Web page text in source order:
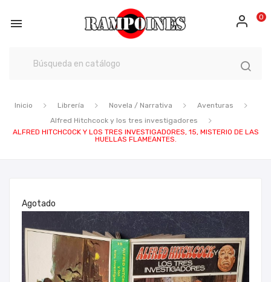
 0
Inicio Librería Novela / Narrativa
Aventuras
Alfred Hitchcock y los tres investigadores
ALFRED HITCHCOCK Y LOS TRES INVESTIGADORES, 15, MISTERIO DE LAS
HUELLAS FLAMEANTES.
Agotado